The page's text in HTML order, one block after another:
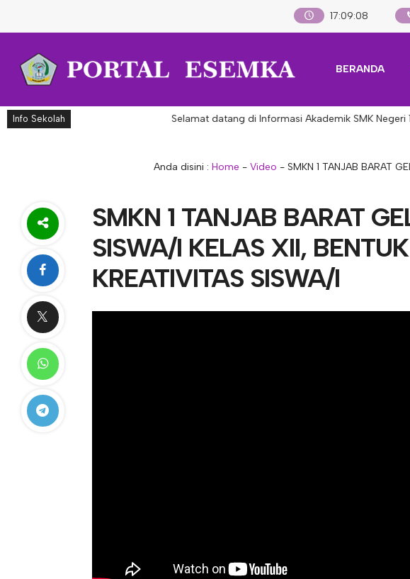
17:09:09
BERANDA
Info Sekolah Selamat datang di Informasi Akademik SMK Negeri
Anda disini : Home - Video - SMKN 1 TANJAB BARAT
SMKN 1 TANJAB BARAT
SISWA/I KELAS XII,
KREATIVITAS SISWA/I